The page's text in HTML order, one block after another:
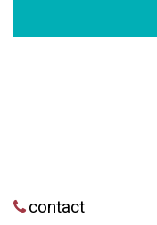
contact